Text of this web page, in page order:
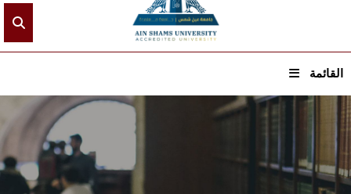
القائمة
الرئيسيـة
عن الجامعة